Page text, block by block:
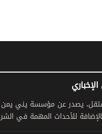
يصدر عن مؤسسة يني يمن
للأحداث المهمة في